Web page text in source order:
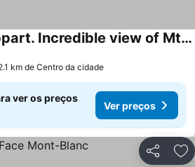
New Spacious Appart. Incredible view of Mt Blanc
km de Centro da cidade
ver os preços
Ver preços
Partilhar